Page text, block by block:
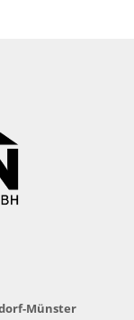
Münster